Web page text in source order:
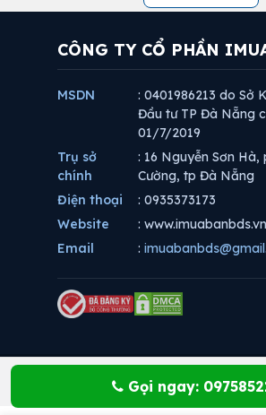
Gọi ngay:
CÔNG TY CỔ PHẦN
MSDN
: 0401986213 do Sở
Đầu tư TP Đà Nẵng
01/7/2019
Trụ sở
chính
: 16 Nguyễn Sơn
Cường, tp Đà Nẵng
Điện thoại
: 0935373173
Website
: www.imuabanbds.vn
Email
: